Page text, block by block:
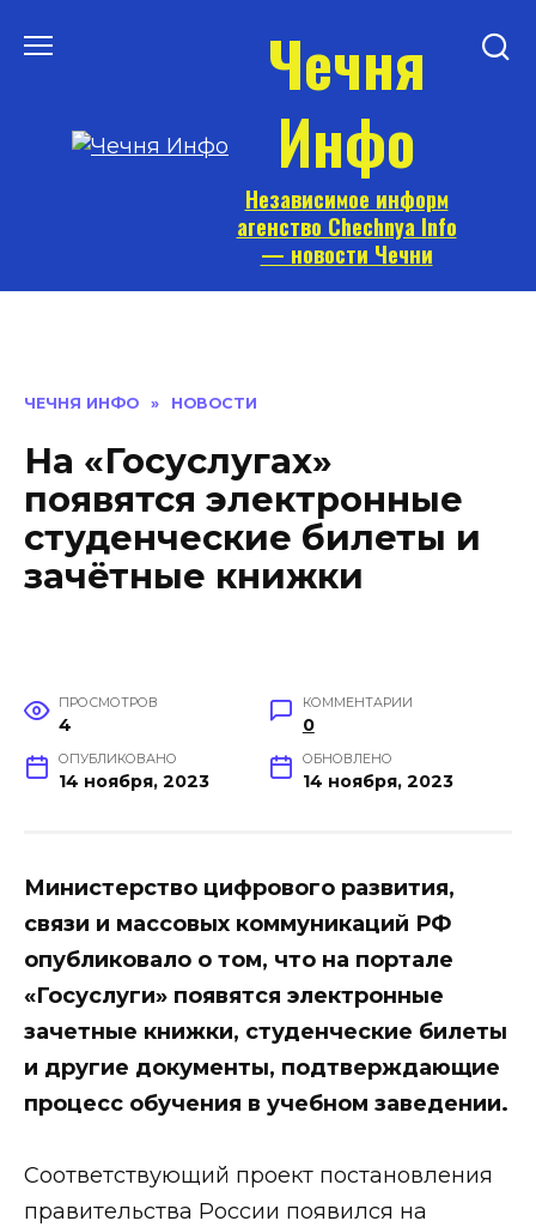
Чечня
Инфо
Независимое информ
агенство Chechnya Info
— новости Чечни
ЧЕЧНЯ ИНФО » НОВОСТИ
На «Госуслугах»
появятся электронные
студенческие билеты и
зачётные книжки
ПРОСМОТРОВ
4
КОММЕНТАРИИ
0
ОПУБЛИКОВАНО
14 ноября, 2023
ОБНОВЛЕНО
14 ноября, 2023
Министерство цифрового развития,
связи и массовых коммуникаций РФ
опубликовало о том, что на портале
«Госуслуги» появятся электронные
зачетные книжки, студенческие билеты
и другие документы, подтверждающие
процесс обучения в учебном заведении.
Соответствующий проект постановления
правительства России появился на